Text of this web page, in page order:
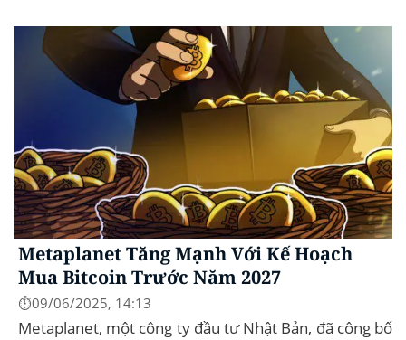
Metaplanet Tăng Mạnh Với Kế Hoạch
Mua Bitcoin Trước Năm 2027
⏱️09/06/2025, 14:13
Metaplanet, một công ty đầu tư Nhật Bản, đã công bố